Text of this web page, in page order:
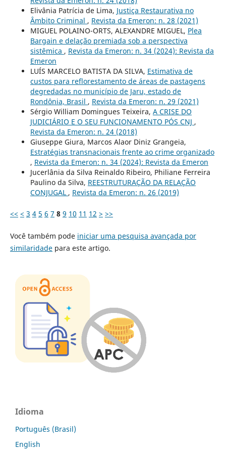
Elivânia Patrícia de Lima, Justiça Restaurativa no
Âmbito Criminal , Revista da Emeron: n. 28 (2021)
MIGUEL POLAINO-ORTS, ALEXANDRE MIGUEL, Plea
Bargain e delação premiada sob a perspectiva
sistêmica , Revista da Emeron: n. 34 (2024): Revista da
Emeron
LUÍS MARCELO BATISTA DA SILVA, Estimativa de
custos para reflorestamento de áreas de pastagens
degredadas no município de Jaru, estado de
Rondônia, Brasil , Revista da Emeron: n. 29 (2021)
Sérgio William Domingues Teixeira, A CRISE DO
JUDICIÁRIO E O SEU FUNCIONAMENTO PÓS CNJ ,
Revista da Emeron: n. 24 (2018)
Giuseppe Giura, Marcos Alaor Diniz Grangeia,
Estratégias transnacionais frente ao crime organizado
, Revista da Emeron: n. 34 (2024): Revista da Emeron
Jucerlânia da Silva Reinaldo Ribeiro, Philiane Ferreira
Paulino da Silva, REESTRUTURAÇÃO DA RELAÇÃO
CONJUGAL , Revista da Emeron: n. 26 (2019)
<< < 3 4 5 6 7 8 9 10 11 12 > >>
Você também pode iniciar uma pesquisa avançada por
similaridadepara este artigo.
Idioma
Português (Brasil)
English